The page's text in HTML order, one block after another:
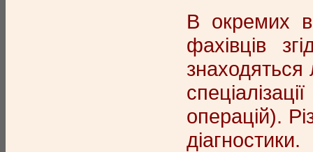
В окремих
фахівців
знаходяться
операцій).
діагностики.